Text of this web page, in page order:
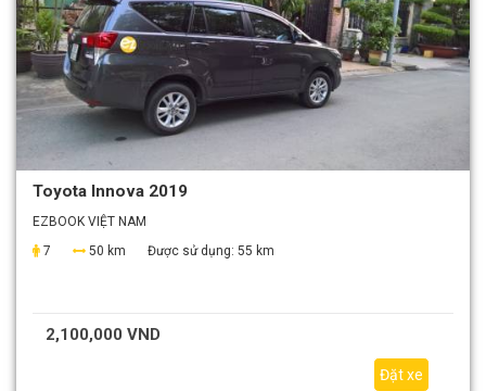
Toyota Innova 2019
EZBOOK VIỆT NAM
7
50 km Được sử dụng: 55 km
2,100,000 VND
Đặt xe